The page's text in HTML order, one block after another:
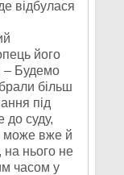
відбулася
його
– Будемо
більш
під
до суду,
може вже й
на нього не
часом у